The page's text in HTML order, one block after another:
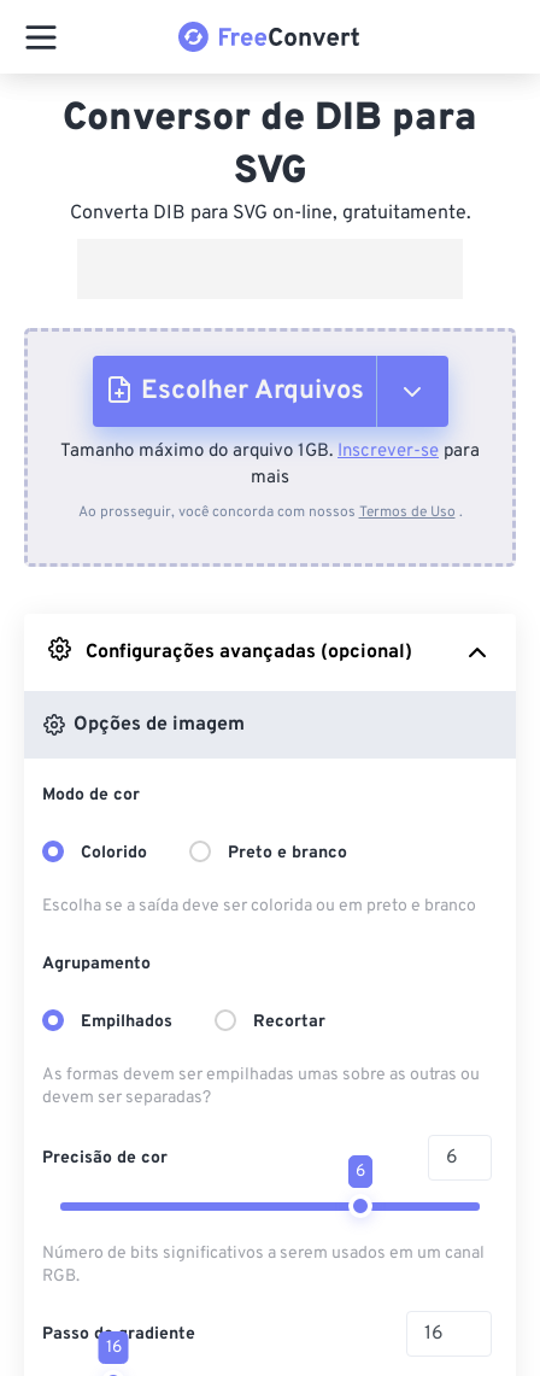
Conversor de DIB para
SVG
Converta DIB para SVG on-line, gratuitamente.
Escolher Arquivos
Do dispositivo
Do Google Drive
Do OneDrive
Tamanho máximo do arquivo 1GB. Inscrever-se para
mais
Ao prosseguir, você concorda com nossos Termos de Uso .
Configurações avançadas (opcional)
Opções de imagem
Modo de cor
Colorido Preto e branco
Escolha se a saída deve ser colorida ou em preto e branco
Agrupamento
Empilhados Recortar
As formas devem ser empilhadas umas sobre as outras ou
devem ser separadas?
Precisão de cor
6
Número de bits significativos a serem usados ​​em um canal
RGB.
Passo de gradiente
16